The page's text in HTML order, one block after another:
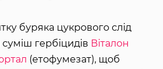
буряка цукрового слід
гербіцидів Віталон
(етофумезат), щоб